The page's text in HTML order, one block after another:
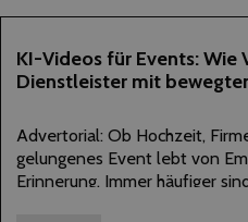
23
JULI
KI-Videos für Events: Wie
Dienstleister mit
Advertorial: Ob Hochzeit,
gelungenes Event lebt von
Erinnerung. Immer häufiger